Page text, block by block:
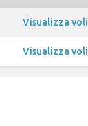
Visualizza voli
Visualizza voli